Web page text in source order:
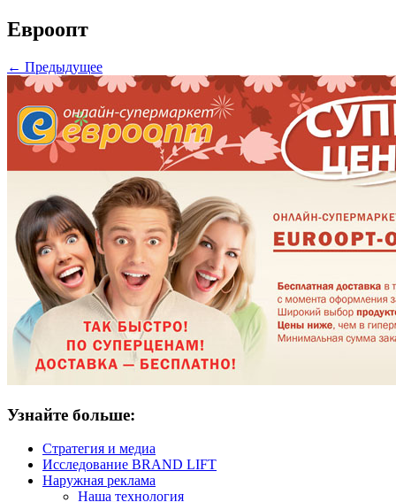
Евроопт
← Предыдущее
Узнайте больше:
Стратегия и медиа
Исследование BRAND LIFT
Наружная реклама
Наша технология